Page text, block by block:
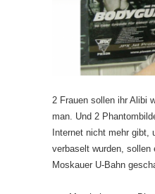
2 Frauen sollen ihr Alibi
man. Und 2
Internet nicht mehr gibt,
verbaselt wurden,
Moskauer U-Bahn